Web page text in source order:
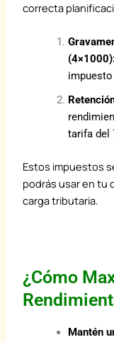
correcta
tarifa del
Estos impuestos
podrás usar en tu
cargatributaria.
¿Cómo
Mantén